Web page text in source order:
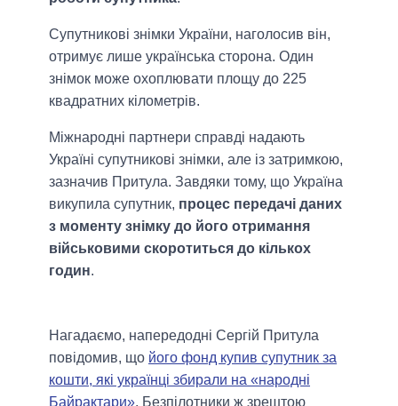
Супутникові знімки України, наголосив він,
отримує лише українська сторона. Один
знімок може охоплювати площу до 225
квадратних кілометрів.
Міжнародні партнери справді надають
Україні супутникові знімки, але із затримкою,
зазначив Притула. Завдяки тому, що Україна
викупила супутник, процес передачі даних
з моменту знімку до його отримання
військовими скоротиться до кількох
годин.
Нагадаємо, напередодні Сергій Притула
повідомив, що його фонд купив супутник за
кошти, які українці збирали на «народні
Байрактари». Безпілотники ж зрештою